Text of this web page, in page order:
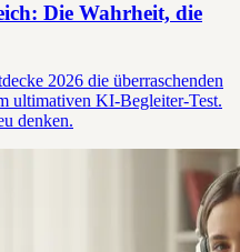
Die Wahrheit, die
2026 die überraschenden
ultimativen KI-Begleiter-Test.
denken.